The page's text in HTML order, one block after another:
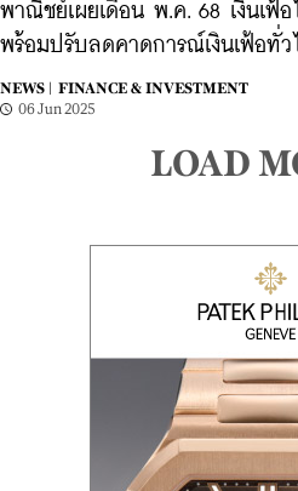
พาณิชย์เผยเดือน พ.ค. 68 เงินเฟ้
พร้อมปรับลดคาดการณ์เงินเฟ้อทั่ว
NEWS |
FINANCE & INVESTMENT
06 Jun 2025
LOAD